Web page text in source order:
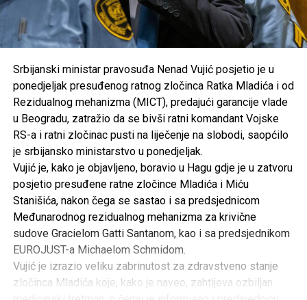
Srbijanski ministar pravosuđa Nenad Vujić posjetio je u
ponedjeljak presuđenog ratnog zločinca Ratka Mladića i od
Rezidualnog mehanizma (MICT), predajući garancije vlade
u Beogradu, zatražio da se bivši ratni komandant Vojske
RS-a i ratni zločinac pusti na liječenje na slobodi, saopćilo
je srbijansko ministarstvo u ponedjeljak.
Vujić je, kako je objavljeno, boravio u Hagu gdje je u zatvoru
posjetio presuđene ratne zločince Mladića i Miću
Stanišića, nakon čega se sastao i sa predsjednicom
Međunarodnog rezidualnog mehanizma za krivične
sudove Gracielom Gatti Santanom, kao i sa predsjednikom
EUROJUST-a Michaelom Schmidom.
Vujić je izrazio veliku zabrinutost za zdravstveno stanje
zločinca Mladića koje, kako je naveo, zahtijeva ozbiljan